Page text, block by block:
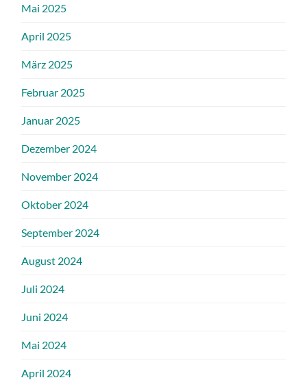
Mai 2025
April 2025
März 2025
Februar 2025
Januar 2025
Dezember 2024
November 2024
Oktober 2024
September 2024
August 2024
Juli 2024
Juni 2024
Mai 2024
April 2024